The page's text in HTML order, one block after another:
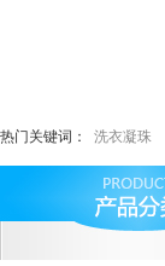
热门关键词： 洗衣凝珠